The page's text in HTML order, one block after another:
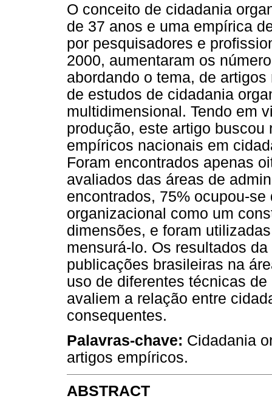
O conceito de cidadania
de 37 anos e uma empírica
por pesquisadores e
2000, aumentaram os
abordando o tema, de
de estudos de cidadania
multidimensional. Tendo em
produção, este artigo
empíricos nacionais em
Foram encontrados apenas
avaliados das áreas de
encontrados, 75% ocupou-
organizacional como um
dimensões, e foram
mensurá-lo. Os resultados
publicações brasileiras na
uso de diferentes técnicas
avaliem a relação entre
consequentes.
Palavras-chave: Cidadania
artigos empíricos.
ABSTRACT